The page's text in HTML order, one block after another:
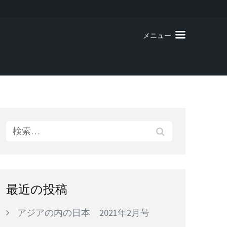
メニュー
検
最近の投稿
アジアの内の日本 2021年2月号